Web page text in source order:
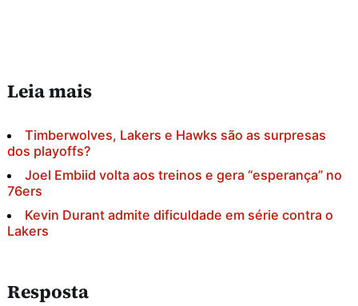
Leia mais
Timberwolves, Lakers e Hawks são as surpresas
dos playoffs?
Joel Embiid volta aos treinos e gera “esperança” no
76ers
Kevin Durant admite dificuldade em série contra o
Lakers
Resposta